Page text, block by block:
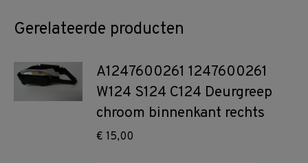
Gerelateerde producten
A1247600261 1247600261
W124 S124 C124 Deurgreep
chroom binnenkant rechts
€ 15,00